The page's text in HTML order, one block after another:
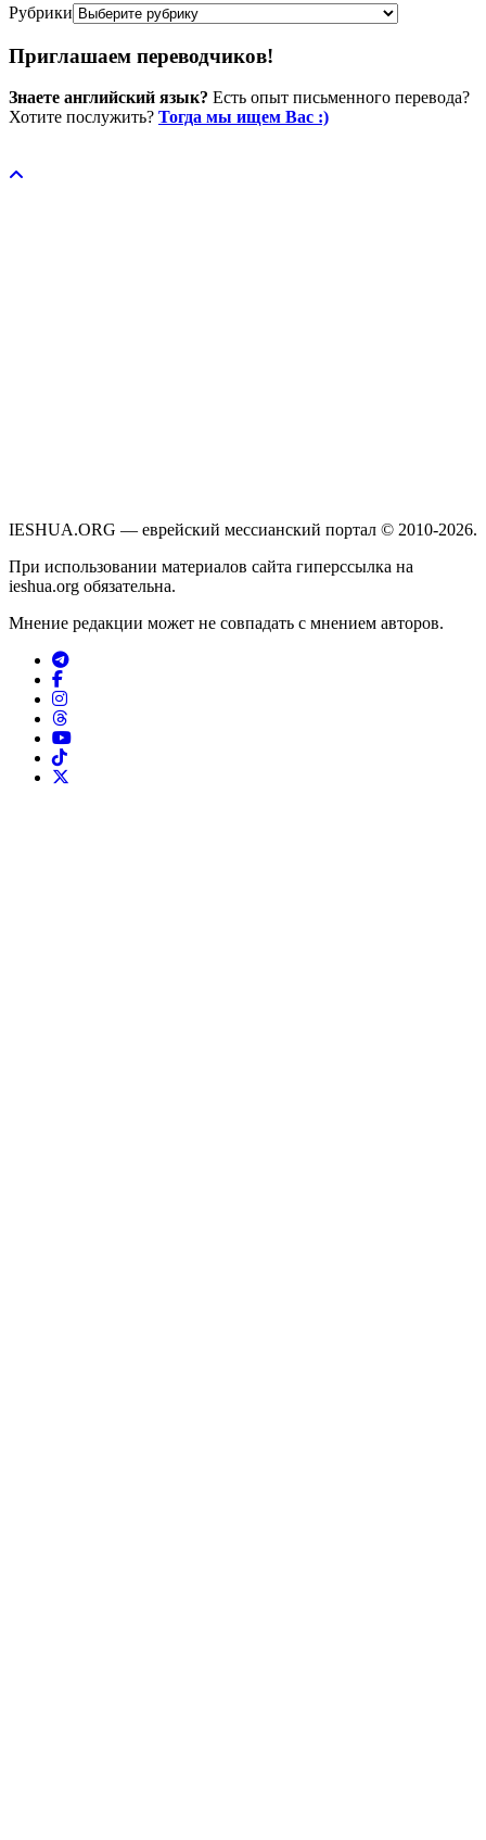
Рубрики
Приглашаем переводчиков!
Знаете английский язык? Есть опыт письменного перевода?
Хотите послужить? Тогда мы ищем Вас :)
IESHUA.ORG — еврейский мессианский портал © 2010-2026.
При использовании материалов сайта гиперссылка на
ieshua.org обязательна.
Мнение редакции может не совпадать с мнением авторов.